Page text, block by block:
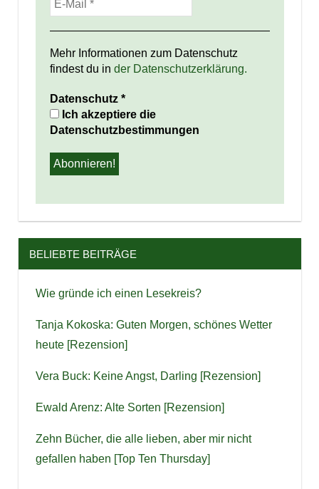
Mehr Informationen zum Datenschutz
findest du in der Datenschutzerklärung.
Datenschutz *
Ich akzeptiere die
Datenschutzbestimmungen
BELIEBTE BEITRÄGE
Wie gründe ich einen Lesekreis?
Tanja Kokoska: Guten Morgen, schönes Wetter
heute [Rezension]
Vera Buck: Keine Angst, Darling [Rezension]
Ewald Arenz: Alte Sorten [Rezension]
Zehn Bücher, die alle lieben, aber mir nicht
gefallen haben [Top Ten Thursday]